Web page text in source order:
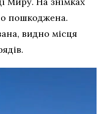
пошкоджена.
видно місця